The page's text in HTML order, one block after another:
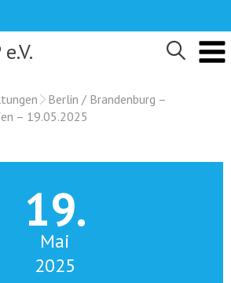
Berlin / Brandenburg –
– 19.05.2025
19.
Mai
2025